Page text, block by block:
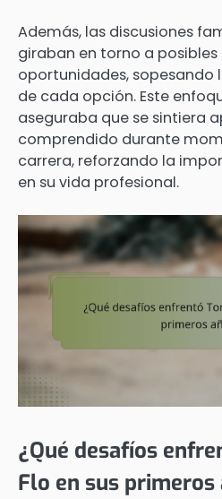
Además, las discusiones
giraban en torno a
oportunidades, sopesando
de cada opción. Este
aseguraba que se sintiera
comprendido durante
carrera, reforzando la
en su vida profesional.
¿Qué desafíos
Flo en sus primeros